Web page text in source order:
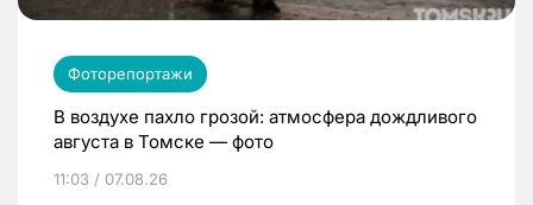
Фоторепортажи
В воздухе пахло грозой: атмосфера дождливого
августа в Томске — фото
11:03 / 07.08.26